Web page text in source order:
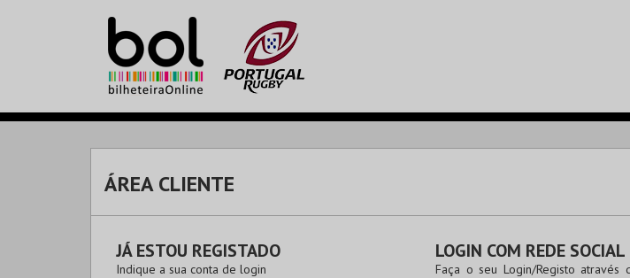
ÁREA CLIENTE
JÁ ESTOU REGISTADO
Indique a sua conta de login
LOGIN COM REDE SOCIAL
Faça o seu Login/Registo através